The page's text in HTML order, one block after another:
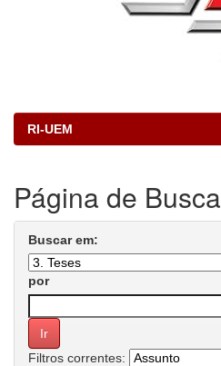
RI-UEM
Página de Busca
Buscar em:
por
Filtros correntes: